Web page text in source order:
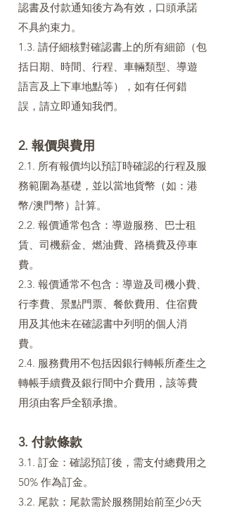
認書及付款通知後方為有效，口頭承諾
不具約束力。
1.3. 請仔細核對確認書上的所有細節（包
括日期、時間、行程、車輛類型、導遊
語言及上下車地點等），如有任何錯
誤，請立即通知我們。
2. 報價與費用
2.1. 所有報價均以預訂時確認的行程及服
務範圍為基礎，並以當地貨幣（如：港
幣/澳門幣）計算。
2.2. 報價通常包含：導遊服務、巴士租
賃、司機薪金、燃油費、路橋費及停車
費。
2.3. 報價通常不包含：導遊及司機小費、
行李費、景點門票、餐飲費用、住宿費
用及其他未在確認書中列明的個人消
費。
2.4. 服務費用不包括因銀行轉帳所產生之
轉帳手續費及銀行間中介費用，該等費
用須由客戶全額承擔。
3. 付款條款
3.1. 訂金：確認預訂後，需支付總費用之
50% 作為訂金。
3.2. 尾款：尾款需於服務開始前至少6天